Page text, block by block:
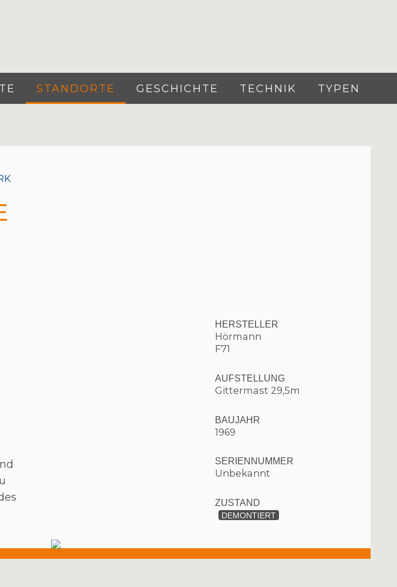
STANDORTE GESCHICHTE TECHNIK TYPEN
HERSTELLER
Hörmann
F71
AUFSTELLUNG
Gittermast 29,5m
BAUJAHR
1969
SERIENNUMMER
Unbekannt
ZUSTAND
DEMONTIERT